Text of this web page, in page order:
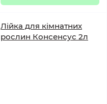
Лійка для кімнатних
рослин Консенсус 2л